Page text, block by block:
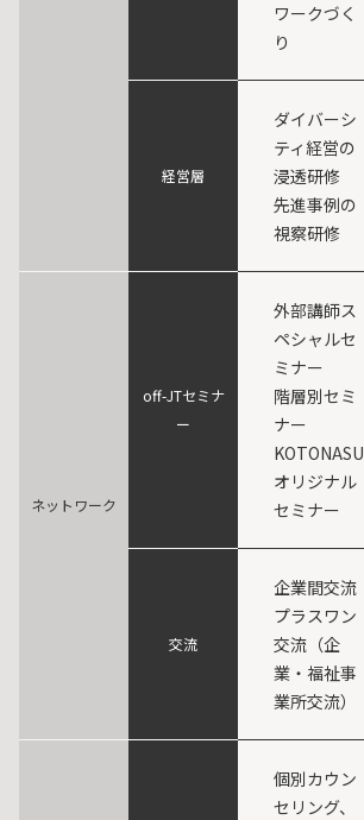
ワークづく
り
経営層
ダイバーシ
ティ経営の
浸透研修
先進事例の
視察研修
ネットワーク
off-JTセミナ
ー
外部講師ス
ペシャルセ
ミナー
階層別セミ
ナー
KOTONASU
オリジナル
セミナー
交流
企業間交流
プラスワン
交流（企
業・福祉事
業所交流）
個別カウン
セリング、